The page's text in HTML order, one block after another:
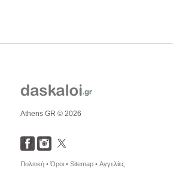
Athens GR © 2026
Πολιτική •Όροι • Sitemap • Αγγελίες